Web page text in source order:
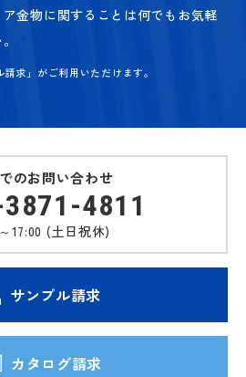
金物に関することは何でもお気軽
求」がご利用いただけます。
のお問い合わせ
4811
17:00 (土日祝休)
サンプル請求
カタログ請求